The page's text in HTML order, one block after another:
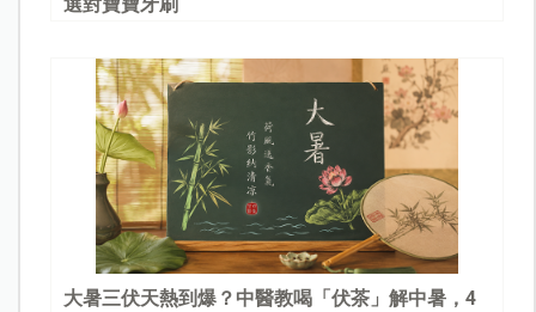
選對寶寶牙刷
大暑三伏天熱到爆？中醫教喝「伏茶」解中暑，4